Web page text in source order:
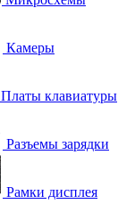
Камеры
Платы клавиатуры
Разъемы зарядки
Рамки дисплея